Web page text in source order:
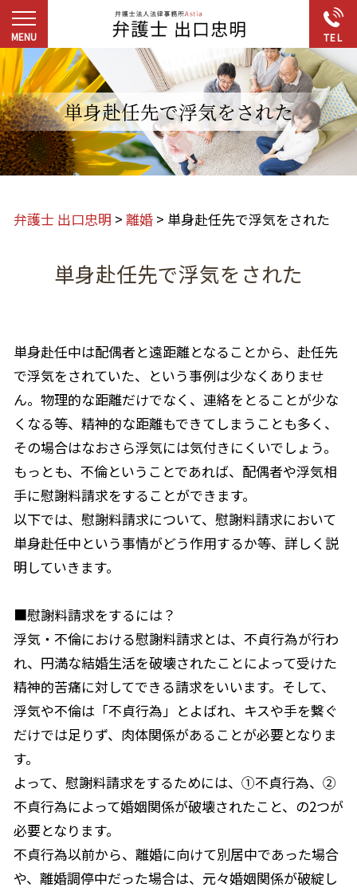
単身赴任先で浮気をされた
弁護士 出口忠明 > 離婚 > 単身赴任先で浮気をされた
単身赴任先で浮気をされた
単身赴任中は配偶者と遠距離となることから、赴任先
で浮気をされていた、という事例は少なくありませ
ん。物理的な距離だけでなく、連絡をとることが少な
くなる等、精神的な距離もできてしまうことも多く、
その場合はなおさら浮気には気付きにくいでしょう。
もっとも、不倫ということであれば、配偶者や浮気相
手に慰謝料請求をすることができます。
以下では、慰謝料請求について、慰謝料請求において
単身赴任中という事情がどう作用するか等、詳しく説
明していきます。
■慰謝料請求をするには？
浮気・不倫における慰謝料請求とは、不貞行為が行わ
れ、円満な結婚生活を破壊されたことによって受けた
精神的苦痛に対してできる請求をいいます。そして、
浮気や不倫は「不貞行為」とよばれ、キスや手を繋ぐ
だけでは足りず、肉体関係があることが必要となりま
す。
よって、慰謝料請求をするためには、①不貞行為、②
不貞行為によって婚姻関係が破壊されたこと、の2つが
必要となります。
不貞行為以前から、離婚に向けて別居中であった場合
や、離婚調停中だった場合は、元々婚姻関係が破綻し